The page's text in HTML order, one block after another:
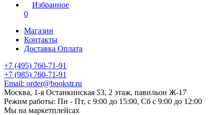
Избранное
0
Магазин
Контакты
Доставка Оплата
+7 (495) 760-71-91
+7 (985) 760-71-91
Email: order@bookstr.ru
Москва, 1-я Останкинская 53, 2 этаж, павильон Ж-17
Режим работы: Пн - Пт, с 9:00 до 15:00, Сб с 9:00 до 12:00
Мы на маркетплейсах